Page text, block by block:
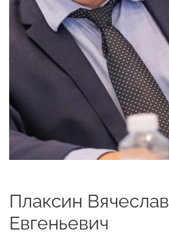
Плаксин Вячеслав
Евгеньевич